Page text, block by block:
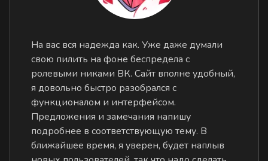
На вас вся надежда как. Уже даже думали
свою пилить на фоне беспредела с
ролевыми никами ВК. Сайт вполне удобный,
я довольно быстро разобрался с
функционалом и интерфейсом.
Предложения и замечания напишу
подробнее в соответствующую тему. В
ближайшее время, я уверен, будет наплыв